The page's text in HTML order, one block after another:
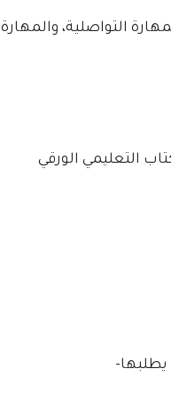
التواصلية، والمهارة
التعليمي الورقي